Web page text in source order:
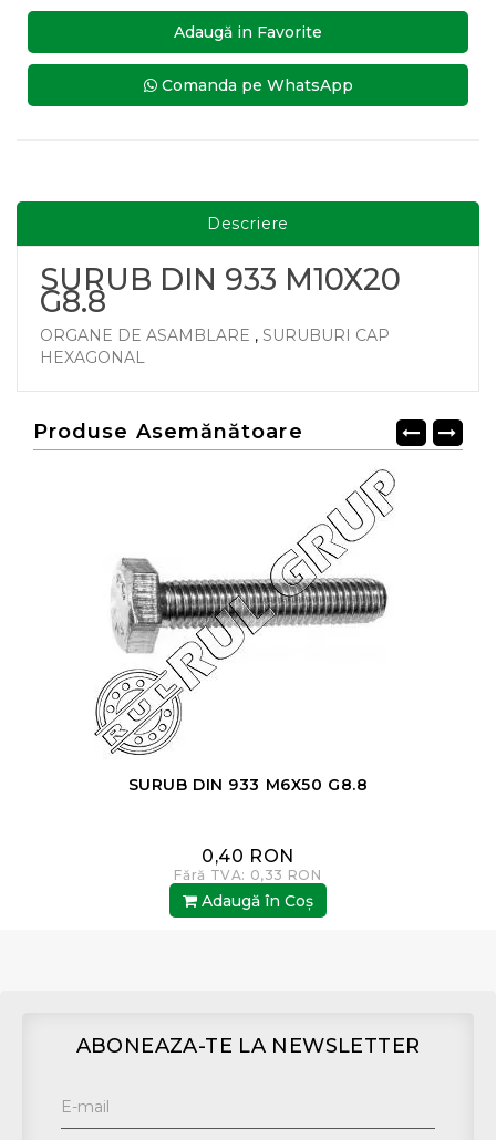
Adaugă in Favorite
Comanda pe WhatsApp
Descriere
SURUB DIN 933 M10X20
G8.8
ORGANE DE ASAMBLARE , SURUBURI CAP
HEXAGONAL
Produse Asemănătoare
SURUB DIN 933 M6X50 G8.8
0,40 RON
Fără TVA: 0,33 RON
Adaugă în Coş
ABONEAZA-TE LA NEWSLETTER